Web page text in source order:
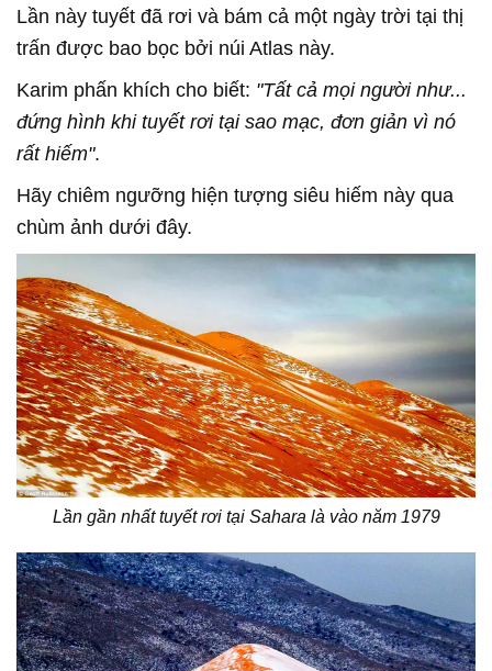
Lần này tuyết đã rơi và bám cả một ngày trời tại thị
trấn được bao bọc bởi núi Atlas này.
Karim phấn khích cho biết: "Tất cả mọi người như...
đứng hình khi tuyết rơi tại sao mạc, đơn giản vì nó
rất hiếm".
Hãy chiêm ngưỡng hiện tượng siêu hiếm này qua
chùm ảnh dưới đây.
Lần gần nhất tuyết rơi tại Sahara là vào năm 1979